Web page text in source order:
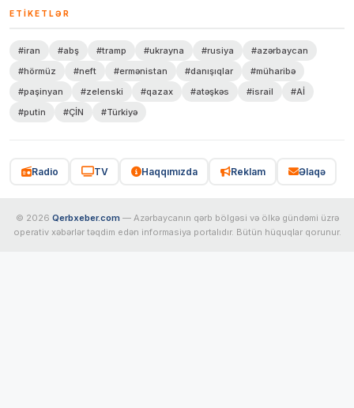
ETIKETLƏR
#iran #abş #tramp #ukrayna #rusiya
#azərbaycan
#hörmüz
#neft #ermənistan #danışıqlar
#müharibə
#paşinyan
#zelenski #qazax #atəşkəs #israil
#Aİ
#putin
#ÇİN #Türkiyə
Radio TV Haqqımızda Reklam Əlaqə
© 2026 Qerbxeber.com — Azərbaycanın qərb bölgəsi və ölkə gündəmi üzrə
operativ xəbərlər təqdim edən informasiya portalıdır. Bütün hüquqlar qorunur.